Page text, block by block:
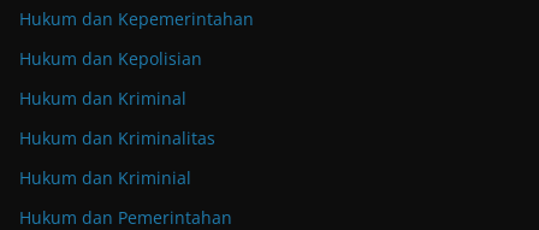
Hukum dan Kepemerintahan
Hukum dan Kepolisian
Hukum dan Kriminal
Hukum dan Kriminalitas
Hukum dan Kriminial
Hukum dan Pemerintahan